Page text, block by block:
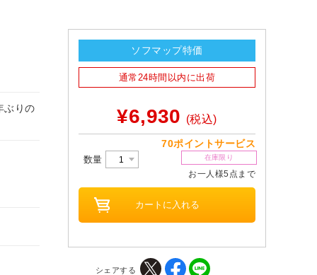
ぶりの
ソフマップ特価
通常24時間以内に出荷
¥6,930 (税込)
70ポイントサービス
数量 在庫限り
お一人様5点まで
シェアする